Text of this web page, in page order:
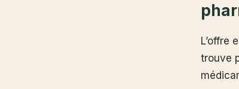
L’offre
trouve